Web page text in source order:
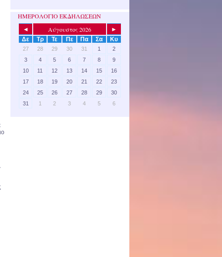
ΗΜΕΡΟΛΟΓΙΟ ΕΚΔΗΛΩΣΕΩΝ
◄ Αύγουστος 2026
►
Δε
Τρ Τε Πε Πα Σα Κυ
27 28 29 30 31 1
2
3
4 5 6 7 8
9
10
11 12 13 14 15
16
17
18 19 20 21 22
23
24
25 26 27 28 29
30
31
1 2 3 4 5 6